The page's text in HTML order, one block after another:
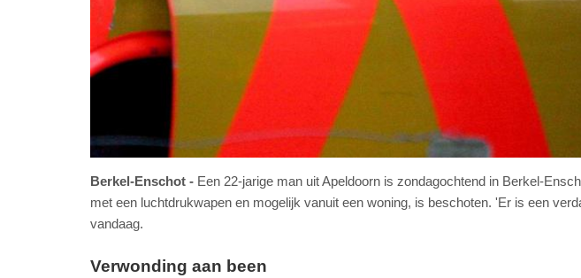
Berkel-Enschot
Een 22-jarige man uit Apeldoorn is zondagochtend in Berkel-
met een luchtdrukwapen en mogelijk vanuit een woning, is beschoten. 'Er is een
vandaag.
Verwonding aan been